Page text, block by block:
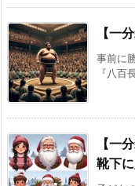
【一
事前に
『八百
【一
靴下